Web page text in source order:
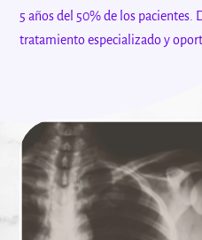
5 años del 50% de los pacientes.
tratamiento especializado y